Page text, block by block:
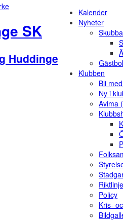
SK
Huddinge
Kalender
Nyheter
Klubben
Bli
Ny i
Avima
Policy
Kris-